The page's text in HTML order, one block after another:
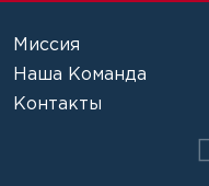
Миссия
Наша Команда
Контакты